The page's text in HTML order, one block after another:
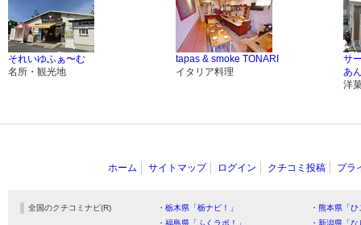
それいゆふぁ〜む
名所・観光地
tapas & smoke TONARI
イタリア料理
サ
あ
洋
ホーム サイトマップ ログイン クチコミ投稿 プラ
全国のクチコミナビ(R) ・栃木県「栃ナビ！」
・熊本県「
・福島県「ふくラボ！」
・新潟県「